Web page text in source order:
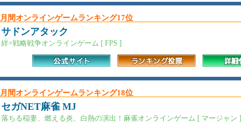
月間オンラインゲームランキング17位
サドンアタック
絆×戦略戦争オンラインゲーム [ FPS ]
月間オンラインゲームランキング18位
セガNET麻雀 MJ
落ちる稲妻、燃える炎、白熱の演出！麻雀オンラインゲーム [ マージャン ]